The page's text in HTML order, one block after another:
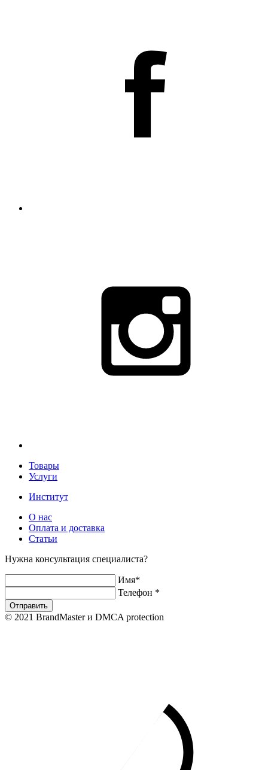
Товары
Услуги
Институт
О нас
Оплата и доставка
Статьи
Нужна консультация специалиста?
Имя*
Телефон *
Отправить
© 2021 BrandMaster и DMCA protection